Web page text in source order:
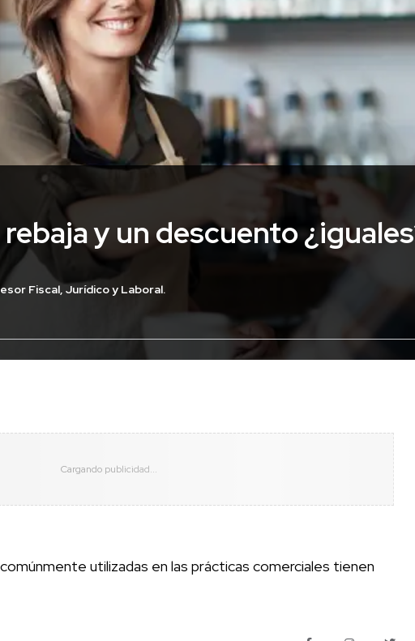
y un descuento
Fiscal, Jurídico y Laboral.
utilizadas en las prácticas comerciales tienen